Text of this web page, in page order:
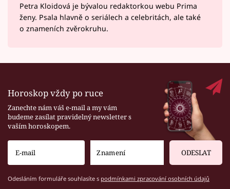
Petra Kloidová je bývalou redaktorkou webu Prima
ženy. Psala hlavně o seriálech a celebritách, ale také
o znameních zvěrokruhu.
Horoskop vždy po ruce
Zanechte nám váš e-mail a my vám
budeme zasílat pravidelný newsletter s
vaším horoskopem.
ODESLAT
Odesláním formuláře souhlasíte s podmínkami zpracování osobních údajů